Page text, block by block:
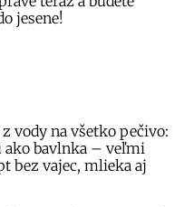
jesene!
z vody na všetko pečivo:
ako bavlnka – veľmi
bez vajec, mlieka aj